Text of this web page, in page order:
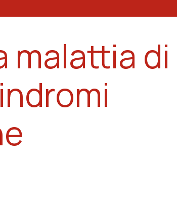
malattia di